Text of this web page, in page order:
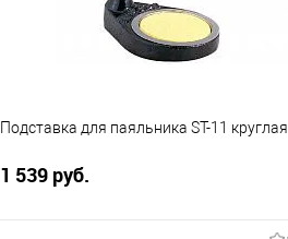
Подставка для паяльника ST-11 круглая
1 539 руб.